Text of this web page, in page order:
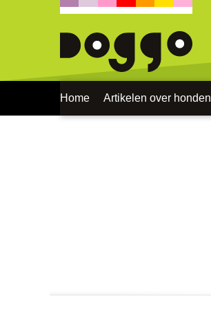
Home Artikelen over honden